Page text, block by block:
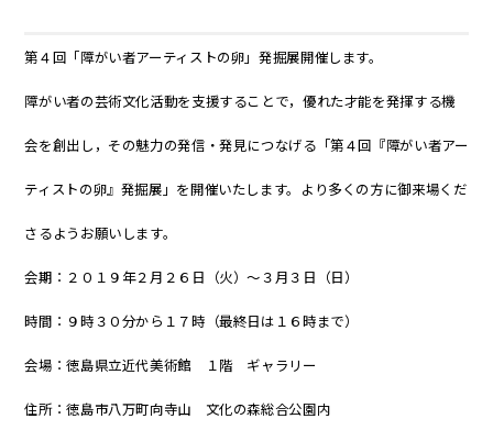
第４回「障がい者アーティストの卵」発掘展開催します。
障がい者の芸術文化活動を支援することで，優れた才能を発揮する機
会を創出し，その魅力の発信・発見につなげる「第４回『障がい者アー
ティストの卵』発掘展」を開催いたします。より多くの方に御来場くだ
さるようお願いします。
会期：２０１９年２月２６日（火）～３月３日（日）
時間：９時３０分から１７時（最終日は１６時まで）
会場：徳島県立近代美術館 １階 ギャラリー
住所：徳島市八万町向寺山 文化の森総合公園内